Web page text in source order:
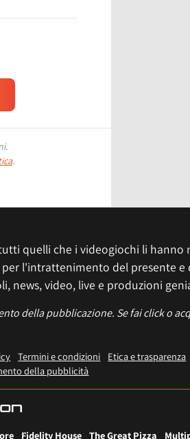
.
quelli che i videogiochi li hanno
l'intrattenimento del presente e
news, video, live e produzioni
della pubblicazione. Se fai click o
Termini e condizioni Etica e trasparenza
della pubblicità
Fidelity House The Great Pizza